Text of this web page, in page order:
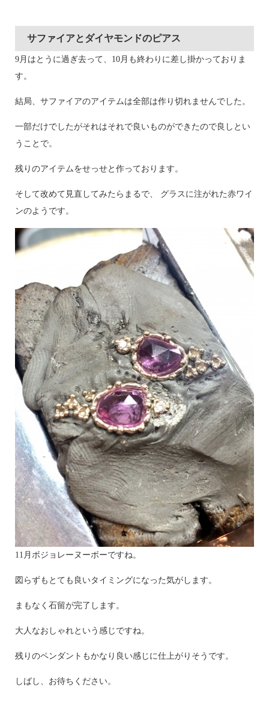
サファイアとダイヤモンドのピアス
9月はとうに過ぎ去って、10月も終わりに差し掛かっておりま
す。
結局、サファイアのアイテムは全部は作り切れませんでした。
一部だけでしたがそれはそれで良いものができたので良しとい
うことで。
残りのアイテムをせっせと作っております。
そして改めて見直してみたらまるで、 グラスに注がれた赤ワイ
ンのようです。
11月ボジョレーヌーボーですね。
図らずもとても良いタイミングになった気がします。
まもなく石留が完了します。
大人なおしゃれという感じですね。
残りのペンダントもかなり良い感じに仕上がりそうです。
しばし、お待ちください。